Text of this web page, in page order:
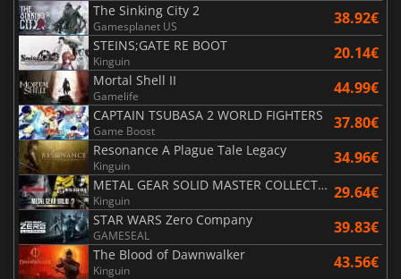
The Sinking City 2
Gamesplanet US 38.92€
STEINS;GATE RE BOOT
Kinguin 20.14€
Mortal Shell II
Gamelife 44.99€
CAPTAIN TSUBASA 2 WORLD FIGHTERS
Game Boost 37.80€
Resonance A Plague Tale Legacy
Kinguin 34.96€
METAL GEAR SOLID MASTER COLLECTION Vol.2
Kinguin 29.64€
STAR WARS Zero Company
GAMESEAL 39.83€
The Blood of Dawnwalker
Kinguin 43.56€